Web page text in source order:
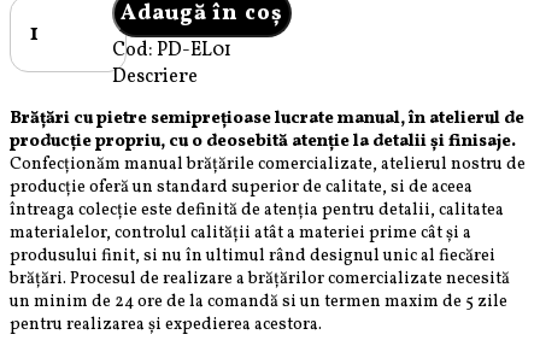
Cantitate
Brățară
Pardo
semiprețioase
Onix
de
6mm
realizată
cu
elastic
Adaugă în coș
Cod:PD-EL01
Descriere
Brățări cu pietre semiprețioaselucrate manual, în atelierul de
producție propriu, cu o deosebită atenție la detalii și finisaje.
Confecționăm manual brățările comercializate, atelierul nostru de
producție oferă un standard superior de calitate, si de aceea
întreaga colecție este definită de atenția pentru detalii, calitatea
materialelor, controlul calității atât a materiei prime cât și a
produsului finit, si nu în ultimul rând designul unic al fiecărei
brățări. Procesul de realizare a brățărilor comercializate necesită
un minim de 24 ore de la comandă si un termen maxim de 5 zile
pentru realizarea și expedierea acestora.